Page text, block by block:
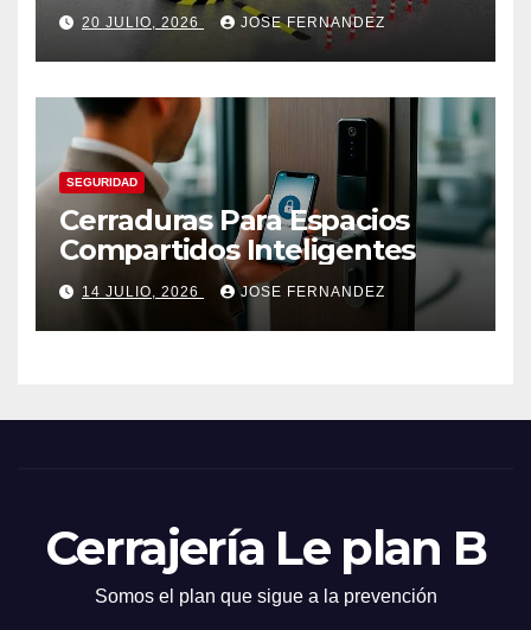
20 JULIO, 2026 JOSE FERNANDEZ
SEGURIDAD
Cerraduras Para Espacios
Compartidos Inteligentes
14 JULIO, 2026 JOSE FERNANDEZ
Cerrajería Le plan B
Somos el plan que sigue a la prevención